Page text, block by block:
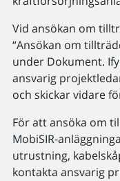
Vid ansökan om
“Ansökan om
under Dokument.
ansvarig
och skickar vidare
För att ansöka om
MobiSIR-
utrustning,
kontakta ansvarig